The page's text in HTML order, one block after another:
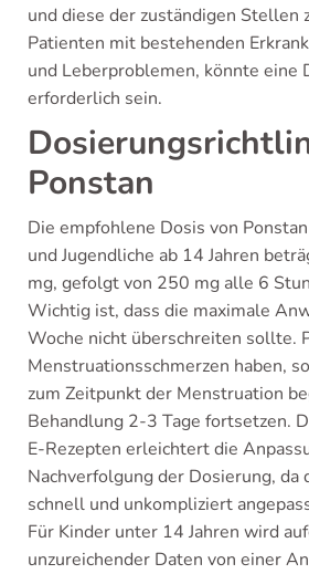
und diese der zuständigen Stellen
Patienten mit bestehenden
und Leberproblemen, könnte eine
erforderlich sein.
Ponstan
Die empfohlene Dosis von
und Jugendliche ab 14 Jahren
mg, gefolgt von 250 mg alle 6
Wichtig ist, dass die maximale
Woche nicht überschreiten sollte.
Menstruationsschmerzen haben,
zum Zeitpunkt der Menstruation
Behandlung 2-3 Tage fortsetzen.
E-Rezepten erleichtert die
Nachverfolgung der Dosierung, da
schnell und unkompliziert
Für Kinder unter 14 Jahren wird
unzureichender Daten von einer